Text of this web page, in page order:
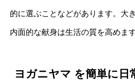
的に選ぶことなどがあります。大
内面的な献身は生活の質を高めます
ヨガニヤマ を簡単に日